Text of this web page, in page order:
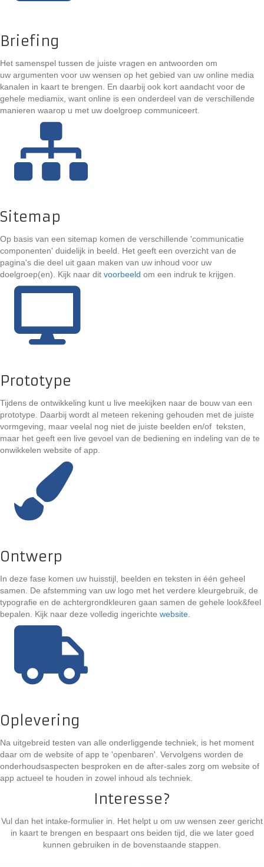
Briefing
Het samenspel tussen de juiste vragen en antwoorden om
uw argumenten voor uw wensen op het gebied van uw online media
kanalen in kaart te brengen. En daarbij ook kort aandacht voor de
gehele mediamix, want online is een onderdeel van de verschillende
manieren waarop u met uw doelgroep communiceert.
Sitemap
Op basis van een sitemap komen de verschillende 'communicatie
componenten' duidelijk in beeld. Het geeft een overzicht van de
pagina's die deel uit gaan maken van uw inhoud voor uw
doelgroep(en). Kijk naar dit voorbeeld om een indruk te krijgen.
Prototype
Tijdens de ontwikkeling kunt u live meekijken naar de bouw van een
prototype. Daarbij wordt al meteen rekening gehouden met de juiste
vormgeving, maar veelal nog niet de juiste beelden en/of teksten,
maar het geeft een live gevoel van de bediening en indeling van de te
onwikkelen website of app.
Ontwerp
In deze fase komen uw huisstijl, beelden en teksten in één geheel
samen. De afstemming van uw logo met het verdere kleurgebruik, de
typografie en de achtergrondkleuren gaan samen de gehele look&feel
bepalen. Kijk naar deze volledig ingerichte website
Oplevering
Na uitgebreid testen van alle onderliggende techniek, is het moment
daar om de website of app te 'openbaren'. Vervolgens worden de
onderhoudsaspecten besproken en de after-sales zorg om website of
app actueel te houden in zowel inhoud als techniek.
Interesse?
Vul dan het intake-formulier in. Het helpt u om uw wensen zeer gericht
in kaart te brengen en bespaart ons beiden tijd, die we later goed
kunnen gebruiken in de bovenstaande stappen.